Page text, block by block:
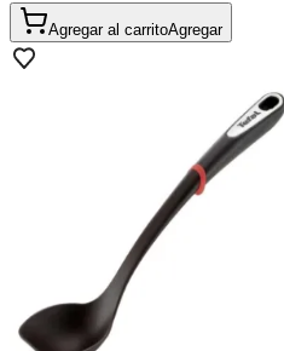
Agregar al carritoAgregar